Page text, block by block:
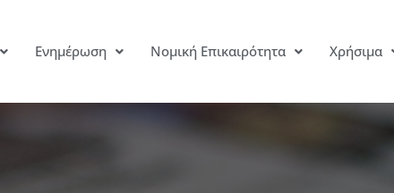
Ενημέρωση Νομική Επικαιρότητα Χρήσιμα